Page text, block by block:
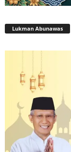
Lukman Abunawas